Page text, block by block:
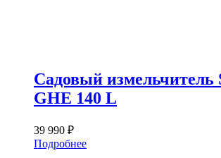
Садовый измельчитель
GHE 140 L
39 990 ₽
Подробнее